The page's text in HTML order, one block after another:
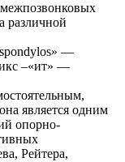
различной
—
–«ит» —
является одним
опорно-
Рейтера,